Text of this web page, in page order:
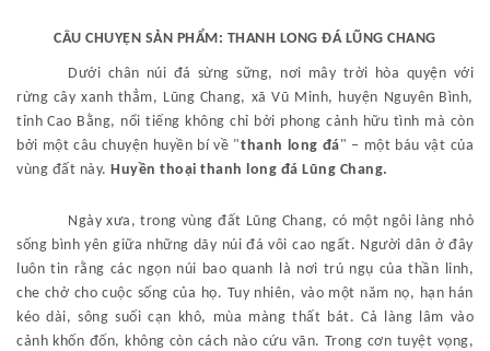
CÂU CHUYỆN SẢN PHẨM: THANH LONG ĐÁ LŨNG CHANG
Dưới chân núi đá sừng sững, nơi mây trời hòa quyện với
rừng cây xanh thẳm, Lũng Chang, xã Vũ Minh, huyện Nguyên Bình,
tỉnh Cao Bằng, nổi tiếng không chỉ bởi phong cảnh hữu tình mà còn
bởi một câu chuyện huyền bí về "thanh long đá" – một báu vật của
vùng đất này. Huyền thoại thanh long đá Lũng Chang.
Ngày xưa, trong vùng đất Lũng Chang, có một ngôi làng nhỏ
sống bình yên giữa những dãy núi đá vôi cao ngất. Người dân ở đây
luôn tin rằng các ngọn núi bao quanh là nơi trú ngụ của thần linh,
che chở cho cuộc sống của họ. Tuy nhiên, vào một năm nọ, hạn hán
kéo dài, sông suối cạn khô, mùa màng thất bát. Cả làng lâm vào
cảnh khốn đốn, không còn cách nào cứu vãn. Trong cơn tuyệt vọng,